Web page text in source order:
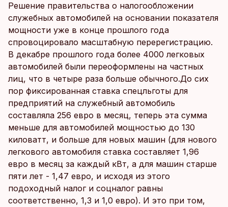
Решение правительства о налогообложении
служебных автомобилей на основании показателя
мощности уже в конце прошлого года
спровоцировало масштабную перерегистрацию.
В декабре прошлого года более 4000 легковых
автомобилей были переоформлены на частных
лиц, что в четыре раза больше обычного.До сих
пор фиксированная ставка спецльготы для
предприятий на служебный автомобиль
составляла 256 евро в месяц, теперь эта сумма
меньше для автомобилей мощностью до 130
киловатт, и больше для новых машин (для нового
легкового автомобиля ставка составляет 1,96
евро в месяц за каждый кВт, а для машин старше
пяти лет - 1,47 евро, и исходя из этого
подоходный налог и соцналог равны
соответственно, 1,3 и 1,0 евро). И это при том,